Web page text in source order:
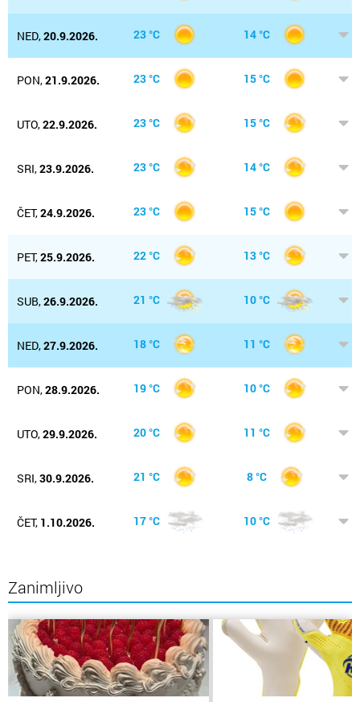
NED,20.9.2026. 23 °C 14 °C
PON,21.9.2026. 23 °C 15 °C
UTO,22.9.2026. 23 °C 15 °C
SRI,23.9.2026. 23 °C 14 °C
ČET,24.9.2026. 23 °C 15 °C
PET,25.9.2026. 22 °C 13 °C
SUB,26.9.2026. 21 °C 10 °C
NED,27.9.2026. 18 °C 11 °C
PON,28.9.2026. 19 °C 10 °C
UTO,29.9.2026. 20 °C 11 °C
SRI,30.9.2026. 21 °C 8 °C
ČET, 1.10.2026. 17 °C 10 °C
Zanimljivo